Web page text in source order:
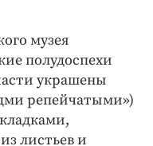
музея
полудоспехи
украшены
репейчатыми»)
листьев и